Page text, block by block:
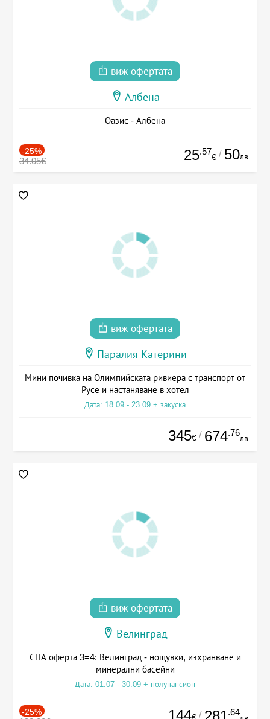
виж офертата
Албена
Оазис - Албена
-25%
34.05€ 25.57
€ / 50лв.
виж офертата
Паралия Катерини
Мини почивка на Олимпийската ривиера с транспорт от
Русе и настаняване в хотел
Дата: 18.09 - 23.09 + закуска
345€ / 674.76
лв.
виж офертата
Велинград
СПА оферта 3=4: Велинград - нощувки, изхранване и
минерални басейни
Дата: 01.07 - 30.09 + полупансион
-25% 144 / 281 .64